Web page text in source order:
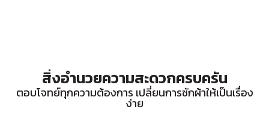
สิ่งอำนวยความสะดวกครบครัน
ตอบโจทย์ทุกความต้องการ เปลี่ยนการซักผ้าให้เป็นเรื่อง
ง่าย